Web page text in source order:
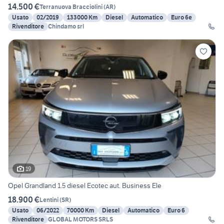
14.500 €Terranuova Bracciolini(AR)
Usato
02/2019 133000 Km Diesel Automatico
Euro 6e
Rivenditore Chindamo srl
19
Opel Grandland 1.5 diesel Ecotec aut. Business Ele
18.900 €Lentini(SR)
Usato
06/2022 70000 Km Diesel Automatico
Euro 6
Rivenditore GLOBAL MOTORS SRLS